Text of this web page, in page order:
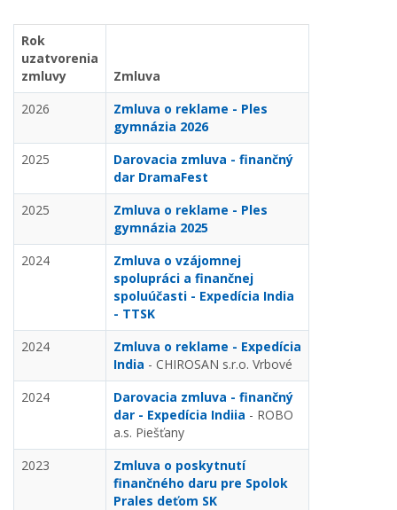
Rok
uzatvorenia
zmluvy
Zmluva
2026
Zmluva o reklame - Ples
gymnázia 2026
2025
Darovacia zmluva - finančný
dar DramaFest
2025
Zmluva o reklame - Ples
gymnázia 2025
2024
Zmluva o vzájomnej
spolupráci a finančnej
spoluúčasti - Expedícia India
- TTSK
2024
Zmluva o reklame - Expedícia
India - CHIROSAN s.r.o. Vrbové
2024
Darovacia zmluva - finančný
dar - Expedícia Indiia - ROBO
a.s. Piešťany
2023
Zmluva o poskytnutí
finančného daru pre Spolok
Prales deťom SK